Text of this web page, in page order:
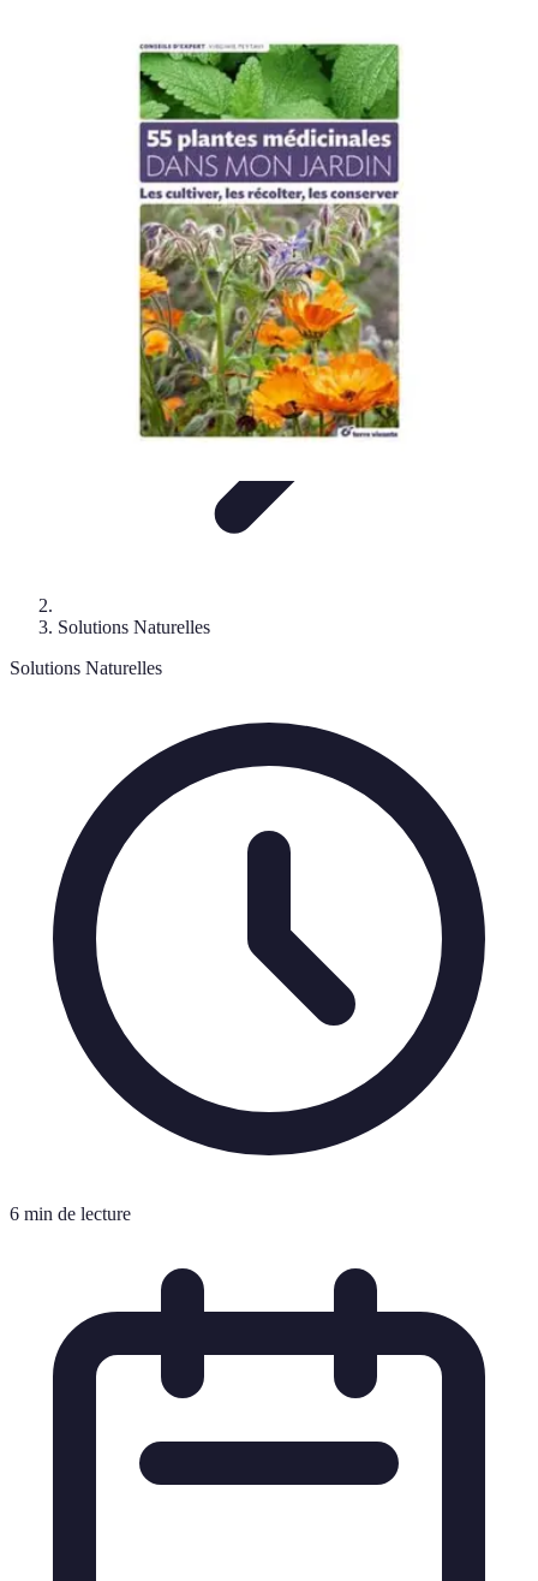
Méthodes NaturellesPratiques de MéditationMéditation et
Plantes MédicinalesComprendre l'Insomnie
Solutions Insomnie
Solutions Naturelles
Solutions Naturelles
6 min de lecture